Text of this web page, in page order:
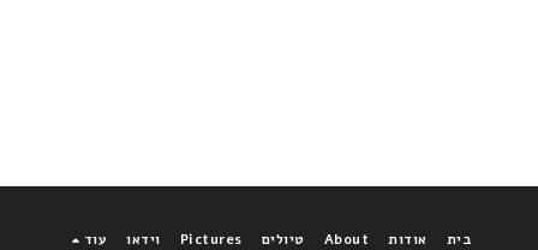
בית אודות About טיולים Pictures וידאו עוד